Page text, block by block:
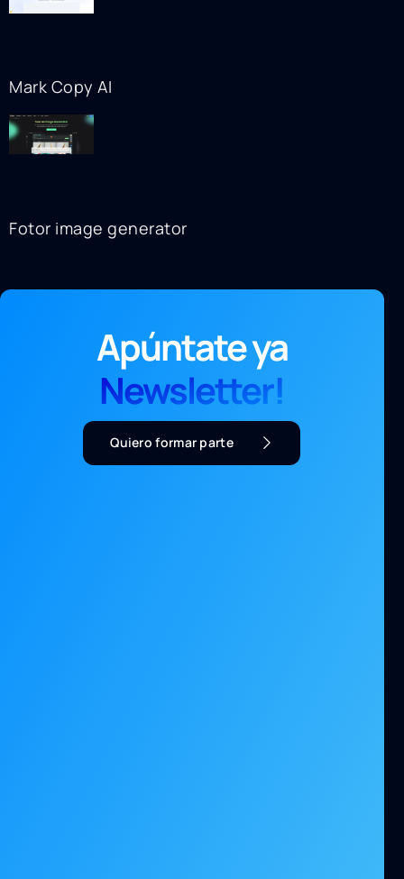
Mark Copy AI
Fotor image generator
Apúntate ya
Newsletter!
Quiero formar parte